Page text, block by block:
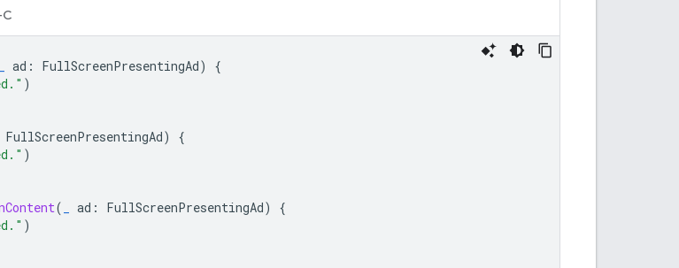
ad : FullScreenPresentingAd)
{
)
FullScreenPresentingAd)
{
)
( ad : FullScreenPresentingAd)
{
)